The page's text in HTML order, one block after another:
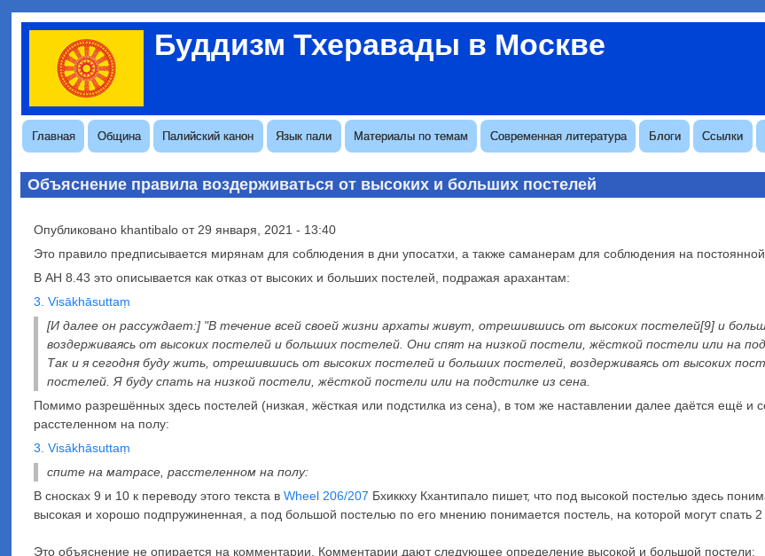
Перейти
основному
содержанию
Буддизм Тхеравады в Москве
Меню
учётной
записи
пользователя
Основная
навигация
Главная Община Палийский канон Язык пали Материалы по темам Современная литература Блоги Ссылки
Объяснение правила воздерживаться от высоких и больших постелей
Опубликовано khantibalo от29 января, 2021 - 13:40
Это правило предписывается мирянам для соблюдения в дни упосатхи, а также саманерам для соблюдения на
В АН 8.43 это описывается как отказ от высоких и больших постелей, подражая арахантам:
3. Visākhāsuttaṃ
[И далее он рассуждает:] "В течение всей своей жизни архаты живут, отрешившись от высоких постелей[9] и
воздерживаясь от высоких постелей и больших постелей. Они спят на низкой постели, жёсткой постели или на
Так и я сегодня буду жить, отрешившись от высоких постелей и больших постелей, воздерживаясь от высоких
постелей. Я буду спать на низкой постели, жёсткой постели или на подстилке из сена.
Помимо разрешённых здесь постелей (низкая, жёсткая или подстилка из сена), в том же наставлении далее даётся ещё и
расстеленном на полу:
3. Visākhāsuttaṃ
спите на матрасе, расстеленном на полу:
В сносках 9 и 10 к переводу этого текста вWheel 206/207 Бхиккху Кхантипало пишет, что под высокой постелью здесь
высокая и хорошо подпружиненная, а под большой постелью по его мнению понимается постель, на которой могут спать 2
Это объяснение не опирается на комментарии. Комментарии дают следующее определение высокой и большой постели: